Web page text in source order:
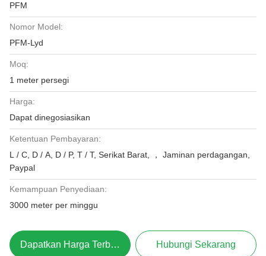
PFM
Nomor Model:
PFM-Lyd
Moq:
1 meter persegi
Harga:
Dapat dinegosiasikan
Ketentuan Pembayaran:
L / C, D / A, D / P, T / T, Serikat Barat, ， Jaminan perdagangan,
Paypal
Kemampuan Penyediaan:
3000 meter per minggu
Dapatkan Harga Terbaik Hubungi Sekarang